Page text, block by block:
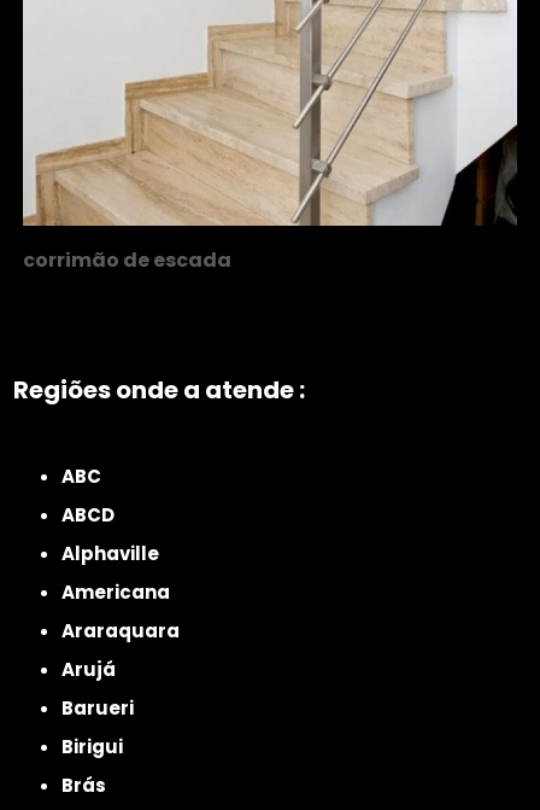
corrimão de escada
Regiões onde a atende :
ABC
ABCD
Alphaville
Americana
Araraquara
Arujá
Barueri
Birigui
Brás